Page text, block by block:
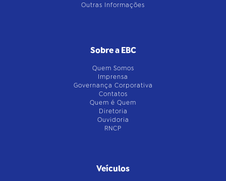
Outras Informações
Sobre a EBC
Quem Somos
Imprensa
Governança Corporativa
Contatos
Quem é Quem
Diretoria
Ouvidoria
RNCP
Veículos